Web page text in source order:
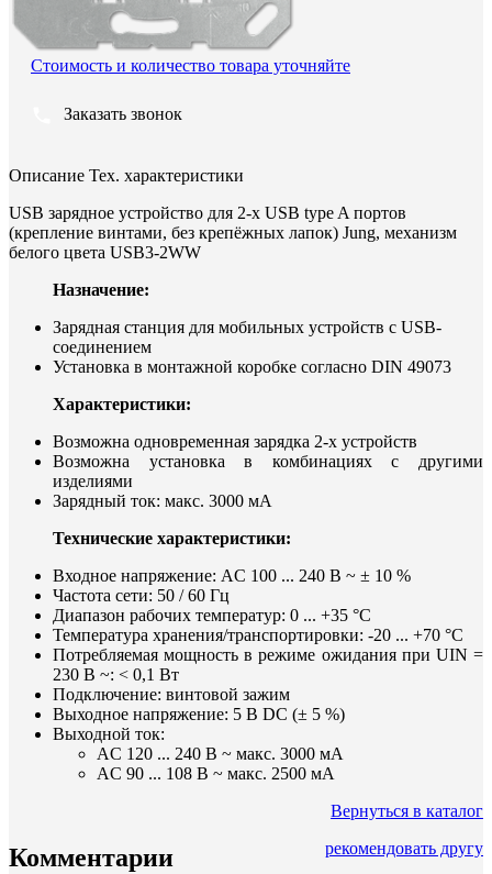
Стоимость и количество товара уточняйте
Заказать звонок
Описание Тех. характеристики
USB зарядное устройство для 2-х USB type A портов
(крепление винтами, без крепёжных лапок) Jung, механизм
белого цвета USB3-2WW
Назначение:
Зарядная станция для мобильных устройств с USB-
соединением
Установка в монтажной коробке согласно DIN 49073
Характеристики:
Возможна одновременная зарядка 2-х устройств
Возможна установка в комбинациях с другими
изделиями
Зарядный ток: макс. 3000 мA
Технические характеристики:
Входное напряжение: AC 100 ... 240 В ~ ± 10 %
Частота сети: 50 / 60 Гц
Диапазон рабочих температур: 0 ... +35 °C
Температура хранения/транспортировки: -20 ... +70 °C
Потребляемая мощность в режиме ожидания при UIN =
230 В ~: < 0,1 Вт
Подключение: винтовой зажим
Выходное напряжение: 5 B DC (± 5 %)
Выходной ток:
AC 120 ... 240 В ~ макс. 3000 мA
AC 90 ... 108 В ~ макс. 2500 мA
Вернуться в каталог
рекомендовать другу
Комментарии